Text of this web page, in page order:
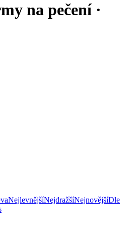
na pečení ·
NejlevnějšíNejdražšíNejnovějšíDle